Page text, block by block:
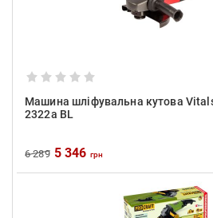
Машина шліфувальна кутова
2322a BL
6 289 5 346 грн